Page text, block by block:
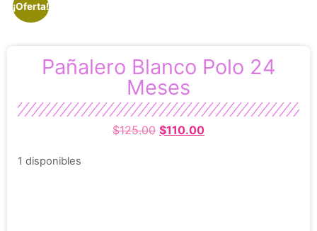
¡Oferta!
Pañalero Blanco Polo 24
Meses
$125.00 $110.00
1 disponibles